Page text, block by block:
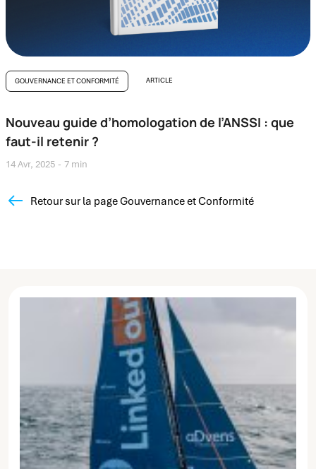
GOUVERNANCE ET CONFORMITÉ ARTICLE
Nouveau guide d’homologation de l’ANSSI : que
faut-il retenir ?
14 Avr, 2025 7 min
Retour sur la page Gouvernance et Conformité